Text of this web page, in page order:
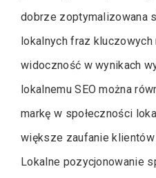
dobrze zoptymalizowana
lokalnych fraz
widoczność w wynikach
lokalnemu SEO można
markę w społeczności
większe zaufanie
Lokalne pozycjonowanie